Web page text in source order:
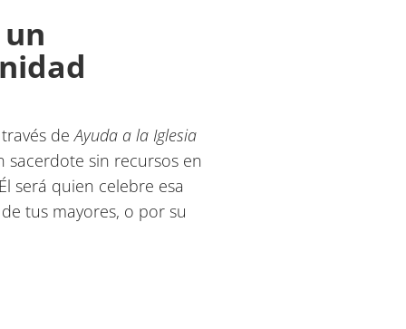
través deAyuda a la Iglesia
sacerdote sin recursos en
será quien celebre esa
tus mayores, o por su